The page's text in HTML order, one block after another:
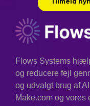
Flows Systems
og reducere fejl
og udvalgt brug af
Make.com og vores